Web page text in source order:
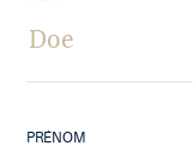
PRÉNOM